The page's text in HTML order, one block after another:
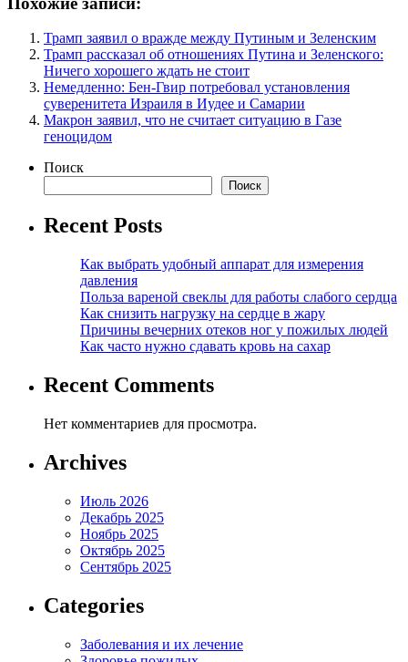
Трамп заявил о вражде между Путиным и Зеленским
Трамп рассказал об отношениях Путина и Зеленского:
Ничего хорошего ждать не стоит
Немедленно: Бен-Гвир потребовал установления
суверенитета Израиля в Иудее и Самарии
Макрон заявил, что не считает ситуацию в Газе
геноцидом
Поиск
Поиск
Recent Posts
Как выбрать удобный аппарат для измерения
давления
Польза вареной свеклы для работы слабого сердца
Как снизить нагрузку на сердце в жару
Причины вечерних отеков ног у пожилых людей
Как часто нужно сдавать кровь на сахар
Recent Comments
Нет комментариев для просмотра.
Archives
Июль 2026
Декабрь 2025
Ноябрь 2025
Октябрь 2025
Сентябрь 2025
Categories
Заболевания и их лечение